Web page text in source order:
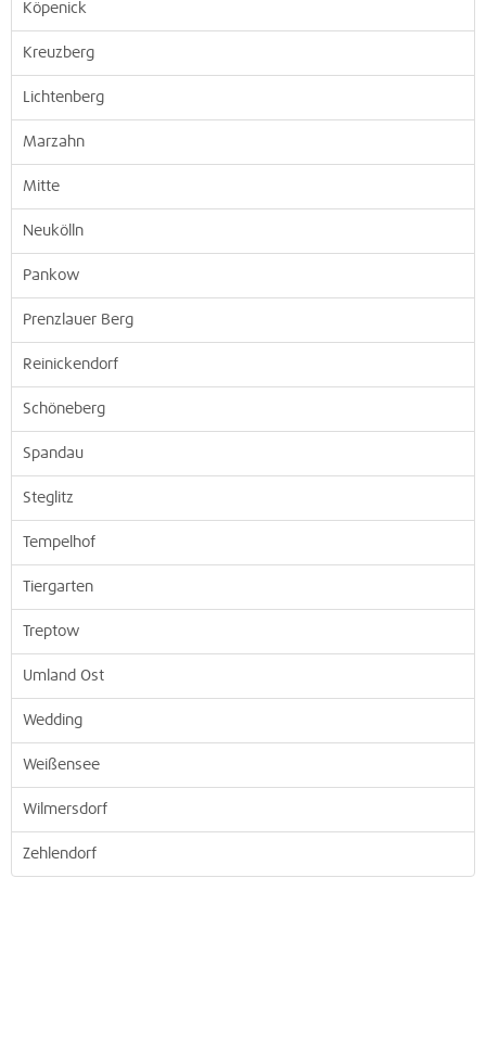
Köpenick
Kreuzberg
Lichtenberg
Marzahn
Mitte
Neukölln
Pankow
Prenzlauer Berg
Reinickendorf
Schöneberg
Spandau
Steglitz
Tempelhof
Tiergarten
Treptow
Umland Ost
Wedding
Weißensee
Wilmersdorf
Zehlendorf